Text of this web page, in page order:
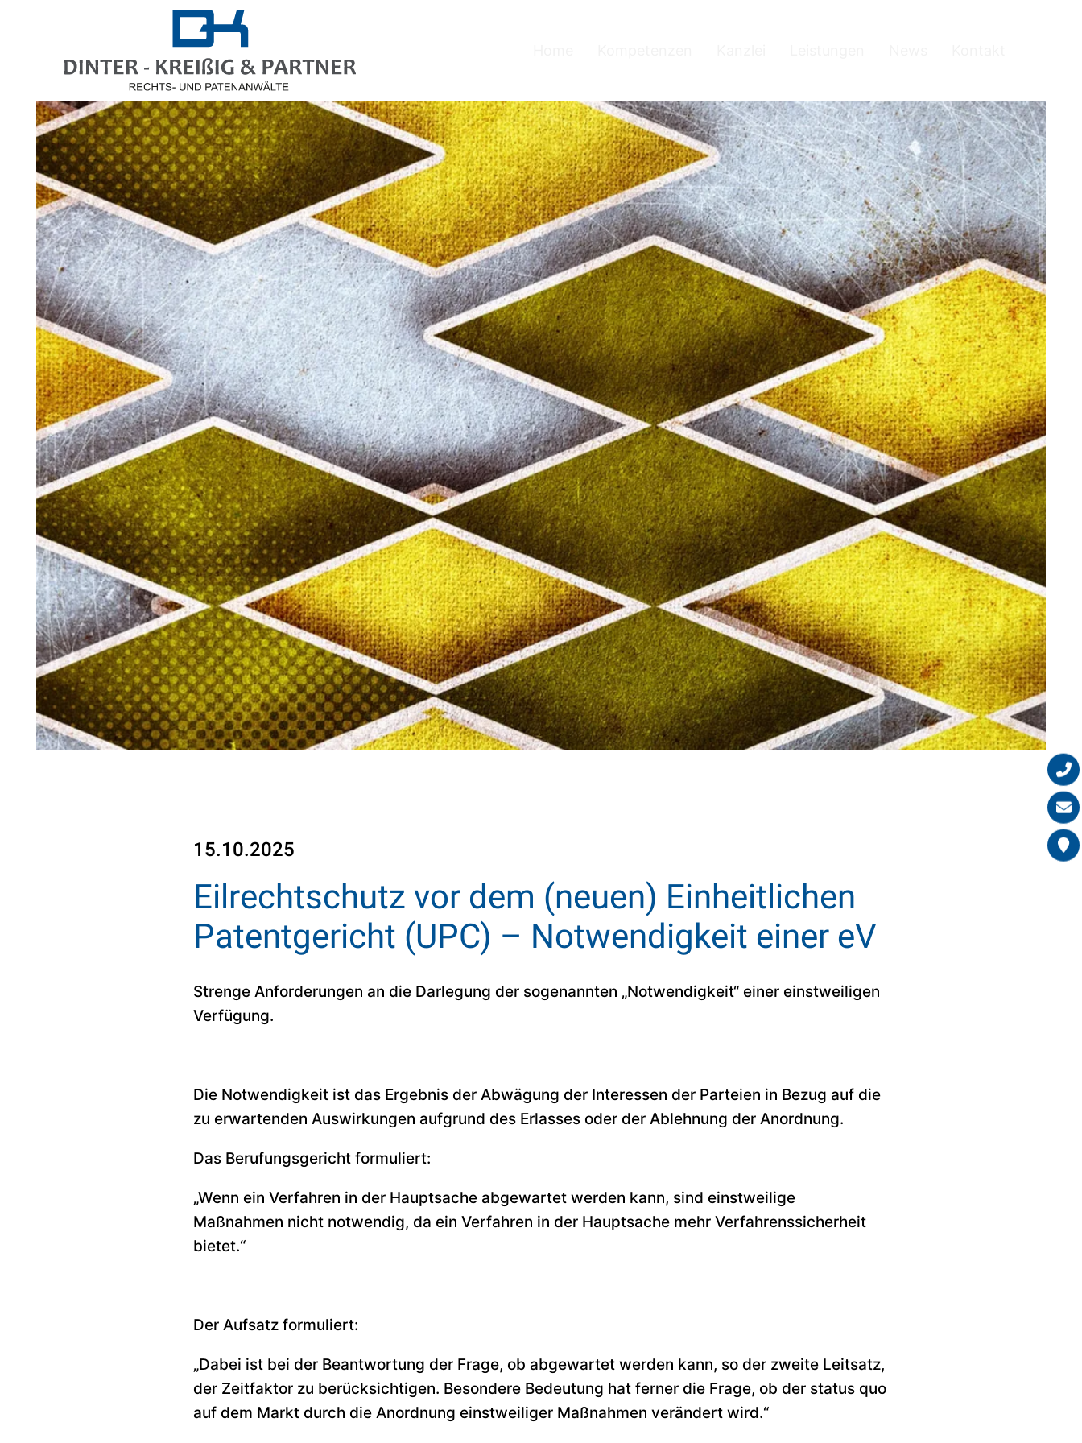
15.10.2025
Eilrechtschutz vor dem (neuen) Einheitlichen
Patentgericht (UPC) – Notwendigkeit einer eV
Strenge Anforderungen an die Darlegung der sogenannten „Notwendigkeit“ einer einstweiligen
Verfügung.
Die Notwendigkeit ist das Ergebnis der Abwägung der Interessen der Parteien in Bezug auf die
zu erwartenden Auswirkungen aufgrund des Erlasses oder der Ablehnung der Anordnung.
Das Berufungsgericht formuliert:
„Wenn ein Verfahren in der Hauptsache abgewartet werden kann, sind einstweilige
Maßnahmen nicht notwendig, da ein Verfahren in der Hauptsache mehr Verfahrenssicherheit
bietet.“
Der Aufsatz formuliert:
„Dabei ist bei der Beantwortung der Frage, ob abgewartet werden kann, so der zweite Leitsatz,
der Zeitfaktor zu berücksichtigen. Besondere Bedeutung hat ferner die Frage, ob der status quo
auf dem Markt durch die Anordnung einstweiliger Maßnahmen verändert wird.“